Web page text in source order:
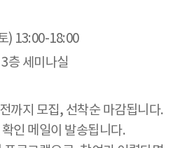
) 13:00-18:00
층 세미나실
까지 모집, 선착순 마감됩니다.
인 메일이 발송됩니다.